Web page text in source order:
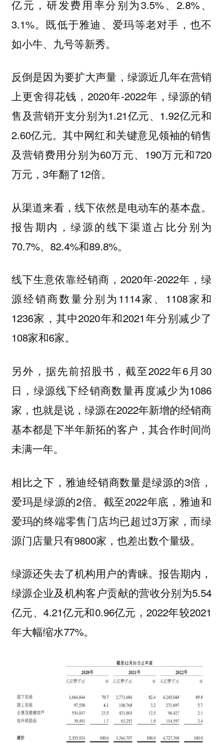
亿元，研发费用率分别为3.5%、2.8%、
3.1%。既低于雅迪、爱玛等老对手，也不
如小牛、九号等新秀。
反倒是因为要扩大声量，绿源近几年在营销
上更舍得花钱，2020年-2022年，绿源的销
售及营销开支分别为1.21亿元、1.92亿元和
2.60亿元。其中网红和关键意见领袖的销售
及营销费用分别为60万元、190万元和720
万元，3年翻了12倍。
从渠道来看，线下依然是电动车的基本盘。
报告期内，绿源的线下渠道占比分别为
70.7%、82.4%和89.8%。
线下生意依靠经销商，2020年-2022年，绿
源经销商数量分别为1114家、1108家和
1236家，其中2020年和2021年分别减少了
108家和6家。
另外，据先前招股书，截至2022年6月30
日，绿源线下经销商数量再度减少为1086
家，也就是说，绿源在2022年新增的经销商
基本都是下半年新拓的客户，其合作时间尚
未满一年。
相比之下，雅迪经销商数量是绿源的3倍，
爱玛是绿源的2倍。截至2022年底，雅迪和
爱玛的终端零售门店均已超过3万家，而绿
源门店量只有9800家，也差出数个量级。
绿源还失去了机构用户的青睐。报告期内，
绿源企业及机构客户贡献的营收分别为5.54
亿元、4.21亿元和0.96亿元，2022年较2021
年大幅缩水77%。